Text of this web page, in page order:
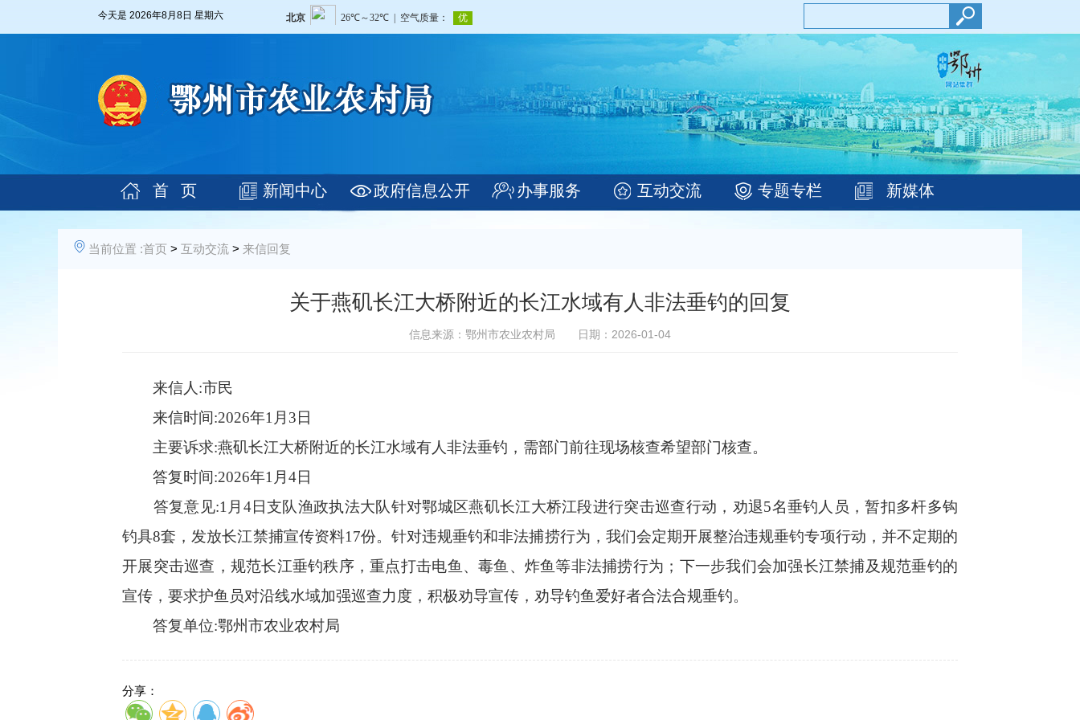
今天是 2026年8月8日 星期六
首 页 新闻中心 政府信息公开 办事服务 互动交流 专题专栏 新媒体
当前位置 :首页 > 互动交流 > 来信回复
关于燕矶长江大桥附近的长江水域有人非法垂钓的回复
信息来源：鄂州市农业农村局 日期：2026-01-04
来信人:市民
来信时间:2026年1月3日
主要诉求:燕矶长江大桥附近的长江水域有人非法垂钓，需部门前往现场核查希望部门核查。
答复时间:2026年1月4日
答复意见:1月4日支队渔政执法大队针对鄂城区燕矶长江大桥江段进行突击巡查行动，劝退5名垂钓人员，暂扣多杆多钩
钓具8套，发放长江禁捕宣传资料17份。针对违规垂钓和非法捕捞行为，我们会定期开展整治违规垂钓专项行动，并不定期的
开展突击巡查，规范长江垂钓秩序，重点打击电鱼、毒鱼、炸鱼等非法捕捞行为；下一步我们会加强长江禁捕及规范垂钓的
宣传，要求护鱼员对沿线水域加强巡查力度，积极劝导宣传，劝导钓鱼爱好者合法合规垂钓。
答复单位:鄂州市农业农村局
分享：